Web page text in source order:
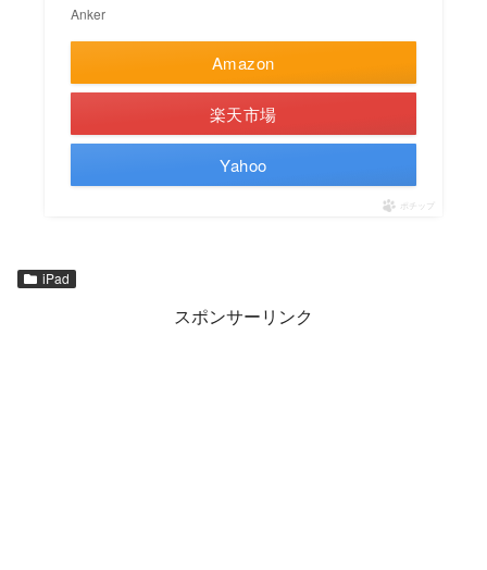
Anker
Amazon
楽天市場
Yahoo
ポチップ
iPad
スポンサーリンク